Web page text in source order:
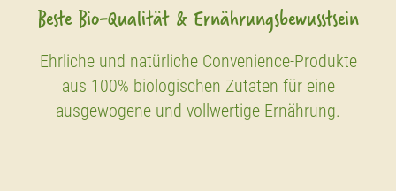
Beste Bio-Qualität & Ernährungsbewusstsein
Ehrliche und natürliche Convenience-Produkte
aus 100% biologischen Zutaten für eine
ausgewogene und vollwertige Ernährung.